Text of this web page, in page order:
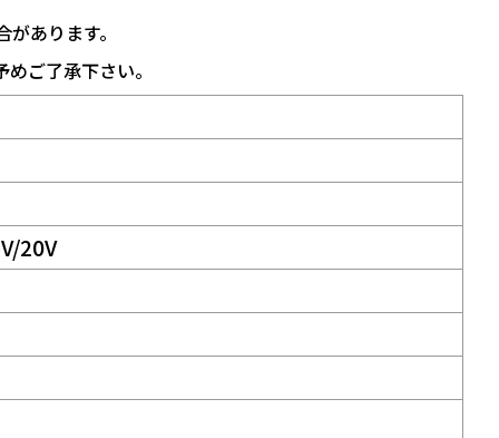
あります。
ご了承下さい。
20V